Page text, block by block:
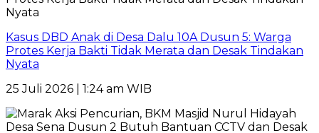
Kasus DBD Anak di Desa Dalu 10A Dusun 5: Warga
Protes Kerja Bakti Tidak Merata dan Desak Tindakan
Nyata
25 Juli 2026 | 1:24 am WIB